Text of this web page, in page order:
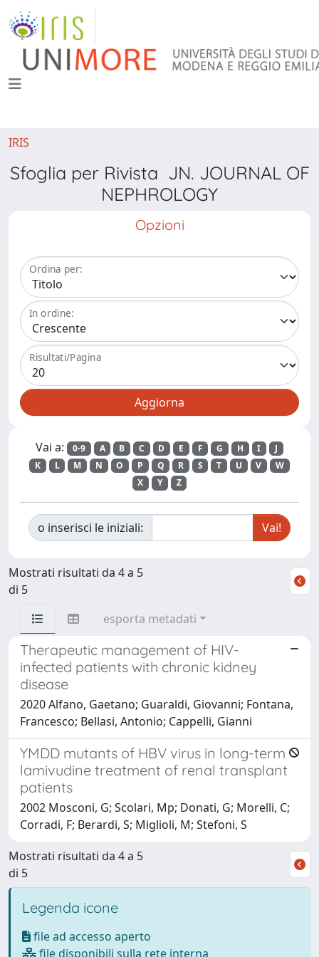
IRIS
Sfoglia per Rivista JN. JOURNAL OF
NEPHROLOGY
Opzioni
Ordina per:
In ordine:
Risultati/Pagina
Vai a: 0-9 A B C D E F G H I
J
K
L M N O P Q R S T U V
W
X
Y Z
o inserisci le iniziali:
Mostrati risultati da 4 a 5
di 5
esporta metadati
Therapeutic management of HIV-
infected patients with chronic kidney
disease
2020 Alfano, Gaetano; Guaraldi, Giovanni; Fontana,
Francesco; Bellasi, Antonio; Cappelli, Gianni
YMDD mutants of HBV virus in long-term
lamivudine treatment of renal transplant
patients
2002 Mosconi, G; Scolari, Mp; Donati, G; Morelli, C;
Corradi, F; Berardi, S; Miglioli, M; Stefoni, S
Mostrati risultati da 4 a 5
di 5
Legenda icone
file ad accesso aperto
file disponibili sulla rete interna